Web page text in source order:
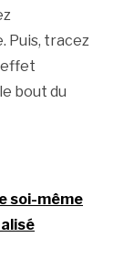
Puis, tracez
effet
bout du
soi-même